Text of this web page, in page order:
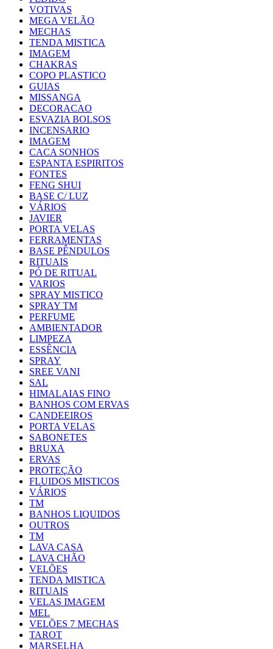
VOTIVAS
MEGA VELÃO
MECHAS
TENDA MISTICA
IMAGEM
CHAKRAS
COPO PLASTICO
GUIAS
MISSANGA
DECORACAO
ESVAZIA BOLSOS
INCENSARIO
IMAGEM
CACA SONHOS
ESPANTA ESPIRITOS
FONTES
FENG SHUI
BASE C/ LUZ
VÁRIOS
JAVIER
PORTA VELAS
FERRAMENTAS
BASE PÊNDULOS
RITUAIS
PÓ DE RITUAL
VARIOS
SPRAY MISTICO
SPRAY TM
PERFUME
AMBIENTADOR
LIMPEZA
ESSÊNCIA
SPRAY
SREE VANI
SAL
HIMALAIAS FINO
BANHOS COM ERVAS
CANDEEIROS
PORTA VELAS
SABONETES
BRUXA
ERVAS
PROTEÇÃO
FLUIDOS MISTICOS
VÁRIOS
TM
BANHOS LIQUIDOS
OUTROS
TM
LAVA CASA
LAVA CHÃO
VELÕES
TENDA MISTICA
RITUAIS
VELAS IMAGEM
MEL
VELÕES 7 MECHAS
TAROT
MARSELHA